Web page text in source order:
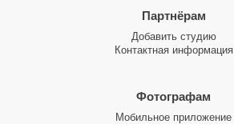
Партнёрам
Добавить студию
Контактная информация
Фотографам
Мобильное приложение